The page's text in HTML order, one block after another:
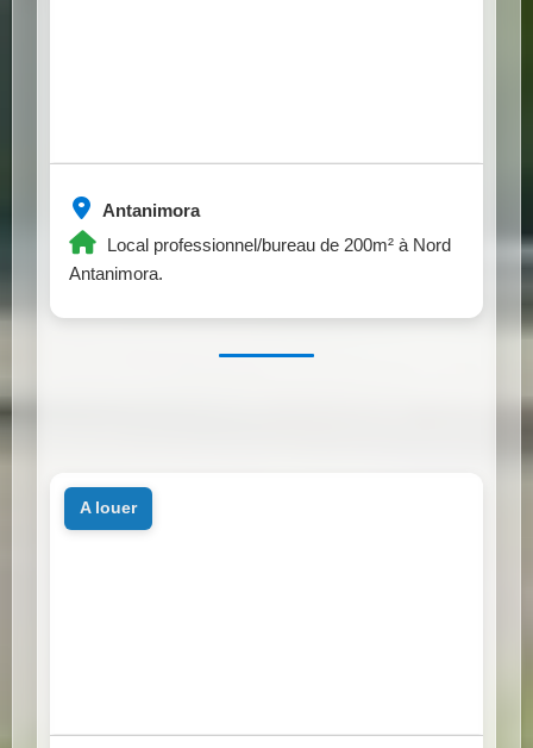
Antanimora
Local professionnel/bureau de 200m² à Nord
Antanimora.
a louer